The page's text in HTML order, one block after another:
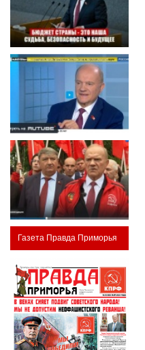
Газета Правда Приморья